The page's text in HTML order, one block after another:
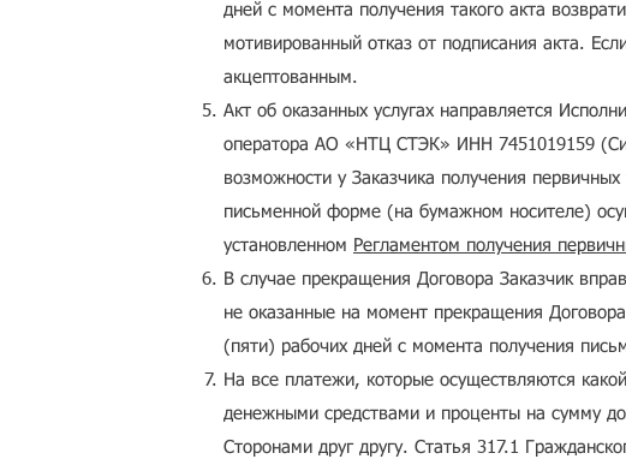
дней с момента получения такого акта
мотивированный отказ от подписания акта.
акцептованным.
Акт об оказанных услугах направляется
оператора АО «НТЦ СТЭК» ИНН 7451019159
возможности у Заказчика получения
письменной форме (на бумажном носителе)
установленном Регламентом получения
В случае прекращения Договора Заказчик
не оказанные на момент прекращения
(пяти) рабочих дней с момента получения
На все платежи, которые осуществляются
денежными средствами и проценты на сумму
Сторонами друг другу. Статья 317.1